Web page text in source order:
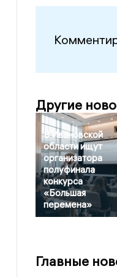
Другие
В Ивановской
области ищут
организатора
полуфинала
конкурса
«Большая
перемена»
Главные